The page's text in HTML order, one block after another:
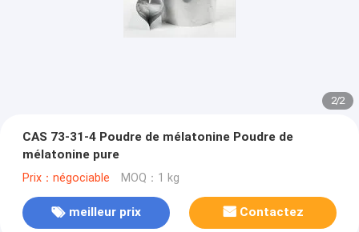
2/2
CAS 73-31-4 Poudre de mélatonine Poudre de
mélatonine pure
Prix：négociable MOQ：1 kg
meilleur prix Contactez